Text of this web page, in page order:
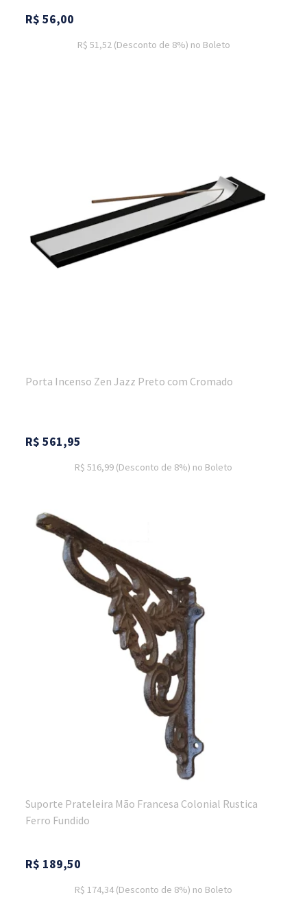
R$ 56,00
R$ 51,52 (Desconto de 8%) no Boleto
Porta Incenso Zen Jazz Preto com Cromado
R$ 561,95
R$ 516,99 (Desconto de 8%) no Boleto
Suporte Prateleira Mão Francesa Colonial Rustica
Ferro Fundido
R$ 189,50
R$ 174,34 (Desconto de 8%) no Boleto